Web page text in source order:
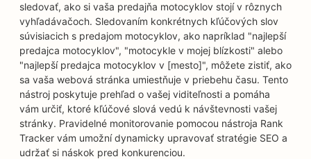
sledovať, ako si vaša predajňa motocyklov stojí v rôznych
vyhľadávačoch. Sledovaním konkrétnych kľúčových slov
súvisiacich s predajom motocyklov, ako napríklad "najlepší
predajca motocyklov", "motocykle v mojej blízkosti" alebo
"najlepší predajca motocyklov v [mesto]", môžete zistiť, ako
sa vaša webová stránka umiestňuje v priebehu času. Tento
nástroj poskytuje prehľad o vašej viditeľnosti a pomáha
vám určiť, ktoré kľúčové slová vedú k návštevnosti vašej
stránky. Pravidelné monitorovanie pomocou nástroja Rank
Tracker vám umožní dynamicky upravovať stratégie SEO a
udržať si náskok pred konkurenciou.